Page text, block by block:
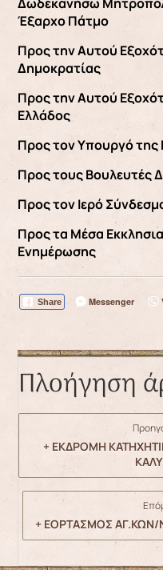
Έξαρχο Πάτμο
Προς την Αυτού
Δημοκρατίας
Προς την Αυτού
Ελλάδος
Προς τον Υπουργό της
Προς τους Βουλευτές
Προς τον Ιερό
Προς τα Μέσα
Ενημέρωσης
Share Messenger
Πλοήγηση
+ ΕΚΔΡΟΜΗ
+ ΕΟΡΤΑΣΜΟΣ ΑΓ.ΚΩΝ/